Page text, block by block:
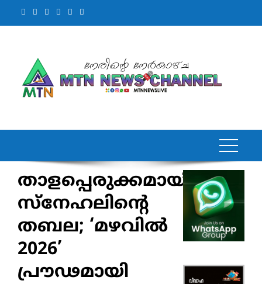
താളപ്പെരുക്കമായി
സ്നേഹലിന്റെ
തബല; ‘മഴവിൽ
2026’
പ്രൗഢമായി